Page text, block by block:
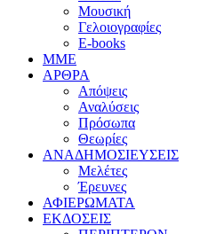
Μουσική
Γελοιογραφίες
E-books
MME
ΑΡΘΡΑ
Απόψεις
Αναλύσεις
Πρόσωπα
Θεωρίες
ΑΝΑΔΗΜΟΣΙΕΥΣΕΙΣ
Μελέτες
Έρευνες
ΑΦΙΕΡΩΜΑΤΑ
ΕΚΔΟΣΕΙΣ